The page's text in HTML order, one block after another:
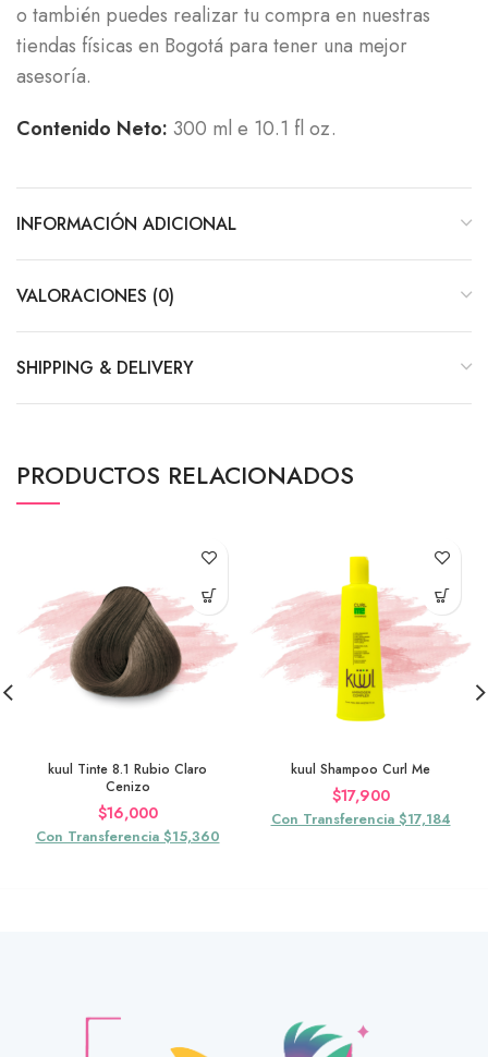
o también puedes realizar tu compra en nuestras
tiendas físicas en Bogotá para tener una mejor
asesoría.
Contenido Neto: 300 ml e 10.1 fl oz.
INFORMACIÓN ADICIONAL
VALORACIONES (0)
SHIPPING & DELIVERY
PRODUCTOS RELACIONADOS
kuul Tinte 8.1 Rubio Claro
Cenizo
$16,000
Con Transferencia $15,360
kuul Shampoo Curl Me
$17,900
Con Transferencia $17,184